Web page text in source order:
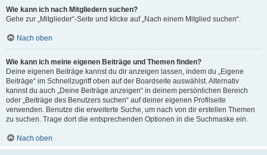
Wie kann ich nach Mitgliedern suchen?
Gehe zur „Mitglieder“-Seite und klicke auf „Nach einem Mitglied suchen“.
Nach oben
Wie kann ich meine eigenen Beiträge und Themen finden?
Deine eigenen Beiträge kannst du dir anzeigen lassen, indem du „Eigene
Beiträge“ im Schnellzugriff oben auf der Boardseite auswählst. Alternativ
kannst du auch „Deine Beiträge anzeigen“ in deinem persönlichen Bereich
oder „Beiträge des Benutzers suchen“ auf deiner eigenen Profilseite
verwenden. Benutze die erweiterte Suche, um nach von dir erstellen Themen
zu suchen. Trage dort die entsprechenden Optionen in die Suchmaske ein.
Nach oben